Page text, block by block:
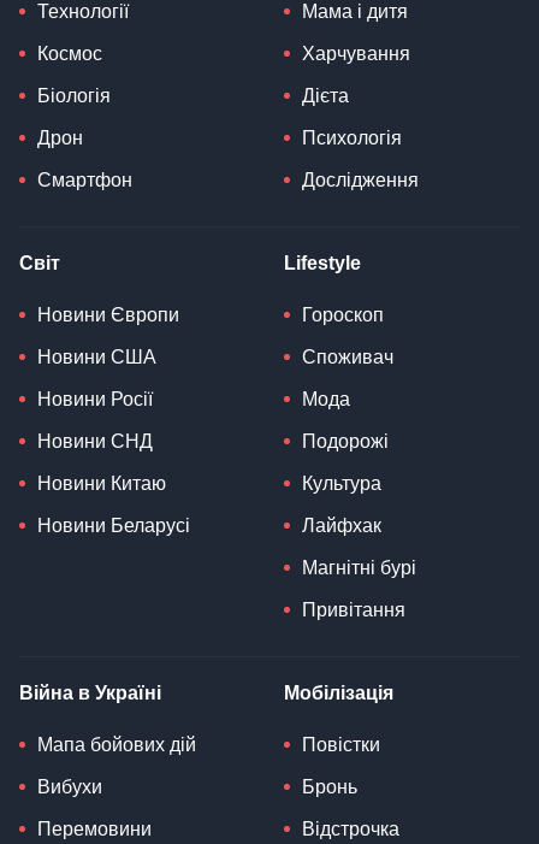
Технології
Космос
Біологія
Дрон
Смартфон
Мама і дитя
Харчування
Дієта
Психологія
Дослідження
Світ
Новини Європи
Новини США
Новини Росії
Новини СНД
Новини Китаю
Новини Беларусі
Lifestyle
Гороскоп
Споживач
Мода
Подорожі
Культура
Лайфхак
Магнітні бурі
Привітання
Війна в Україні
Мапа бойових дій
Вибухи
Перемовини
Мобілізація
Повістки
Бронь
Відстрочка